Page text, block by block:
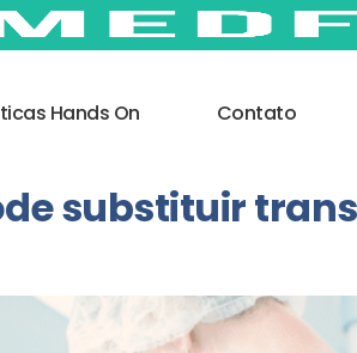
Hands On Contato
substituir